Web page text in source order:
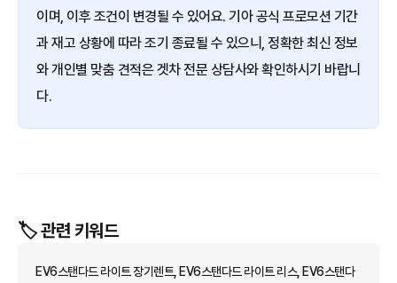
이며, 이후 조건이 변경될 수 있어요. 기아 공식 프로모션 기간
과 재고 상황에 따라 조기 종료될 수 있으니, 정확한 최신 정보
와 개인별 맞춤 견적은 겟차 전문 상담사와 확인하시기 바랍니
다.
🏷️ 관련 키워드
EV6스탠다드 라이트 장기렌트, EV6스탠다드 라이트 리스, EV6스탠다